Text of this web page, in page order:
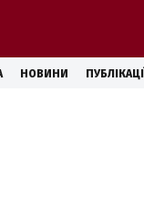
НОВИНИ ПУБЛІКАЦІЇ